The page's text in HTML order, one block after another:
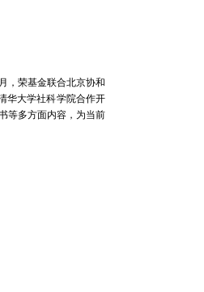
，荣基金联合北京协和
华大学社科学院合作开
等多方面内容，为当前